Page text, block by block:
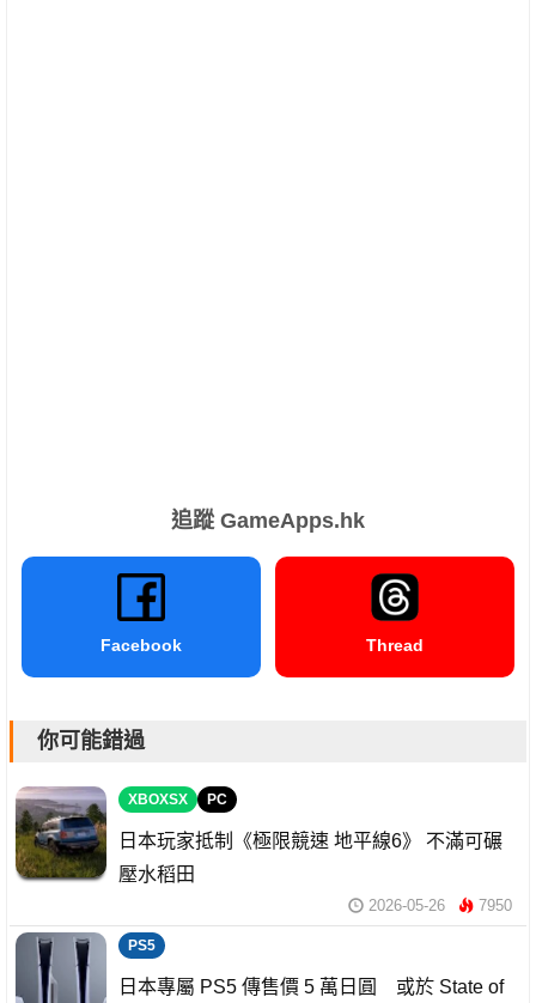
追蹤 GameApps.hk
Facebook Thread
你可能錯過
XBOXSX PC
日本玩家抵制《極限競速 地平線6》 不滿可碾
壓水稻田
2026-05-26 7950
PS5
日本專屬 PS5 傳售價 5 萬日圓 或於 State of